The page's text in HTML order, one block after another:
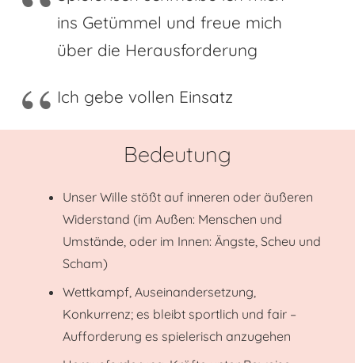
ins Getümmel und freue mich
über die Herausforderung
Ich gebe vollen Einsatz
Bedeutung
Unser Wille stößt auf inneren oder äußeren
Widerstand (im Außen: Menschen und
Umstände, oder im Innen: Ängste, Scheu und
Scham)
Wettkampf, Auseinandersetzung,
Konkurrenz; es bleibt sportlich und fair –
Aufforderung es spielerisch anzugehen